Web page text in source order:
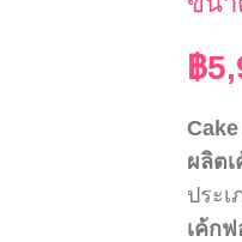
฿
ผลิตเ
ประเ
เค้ก